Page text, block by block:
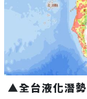
▲全台液化潛